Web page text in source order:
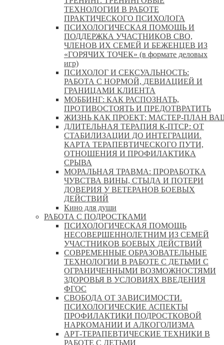
ТЕХНОЛОГИИ В РАБОТЕ
ПРАКТИЧЕСКОГО ПСИХОЛОГА
ПСИХОЛОГИЧЕСКАЯ ПОМОЩЬ И
ПОДДЕРЖКА УЧАСТНИКОВ СВО,
ЧЛЕНОВ ИХ СЕМЕЙ И БЕЖЕНЦЕВ ИЗ
«ГОРЯЧИХ ТОЧЕК» (в формате деловых
игр)
ПСИХОЛОГ И СЕКСУАЛЬНОСТЬ:
РАБОТА С НОРМОЙ, ДЕВИАЦИЕЙ И
ГРАНИЦАМИ КЛИЕНТА
МОББИНГ: КАК РАСПОЗНАТЬ,
ПРОТИВОСТОЯТЬ И ПРЕДОТВРАТИТЬ
ЖИЗНЬ КАК ПРОЕКТ: МАСТЕР‑ПЛАН
ДЛИТЕЛЬНАЯ ТЕРАПИЯ К-ПТСР: ОТ
СТАБИЛИЗАЦИИ ДО ИНТЕГРАЦИИ.
КАРТА ТЕРАПЕВТИЧЕСКОГО ПУТИ,
ОТНОШЕНИЯ И ПРОФИЛАКТИКА
СРЫВА
МОРАЛЬНАЯ ТРАВМА: ПРОРАБОТКА
ЧУВСТВА ВИНЫ, СТЫДА И ПОТЕРИ
ДОВЕРИЯ У ВЕТЕРАНОВ БОЕВЫХ
ДЕЙСТВИЙ
Кино для души
РАБОТА С ПОДРОСТКАМИ
ПСИХОЛОГИЧЕСКАЯ ПОМОЩЬ
НЕСОВЕРШЕННОЛЕТНИМ ИЗ СЕМЕЙ
УЧАСТНИКОВ БОЕВЫХ ДЕЙСТВИЙ
СОВРЕМЕННЫЕ ОБРАЗОВАТЕЛЬНЫЕ
ТЕХНОЛОГИИ В РАБОТЕ С ДЕТЬМИ С
ОГРАНИЧЕННЫМИ ВОЗМОЖНОСТЯМИ
ЗДОРОВЬЯ В УСЛОВИЯХ ВВЕДЕНИЯ
ФГОС
СВОБОДА ОТ ЗАВИСИМОСТИ.
ПСИХОЛОГИЧЕСКИЕ АСПЕКТЫ
ПРОФИЛАКТИКИ ПОДРОСТКОВОЙ
НАРКОМАНИИ И АЛКОГОЛИЗМА
АРТ-ТЕРАПЕВТИЧЕСКИЕ ТЕХНИКИ В
РАБОТЕ С ДЕТЬМИ